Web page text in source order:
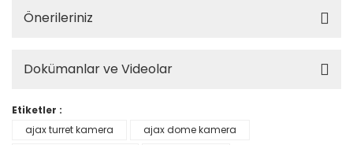
Önerileriniz
Dokümanlar ve Videolar
Etiketler :
ajax turret kamera
ajax dome kamera